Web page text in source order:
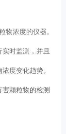
物浓度的仪器。
时监测，并且
度变化趋势。
颗粒物的检测